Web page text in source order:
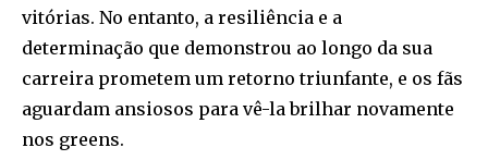
vitórias. No entanto, a resiliência e a
determinação que demonstrou ao longo da sua
carreira prometem um retorno triunfante, e os fãs
aguardam ansiosos para vê-la brilhar novamente
nos greens.